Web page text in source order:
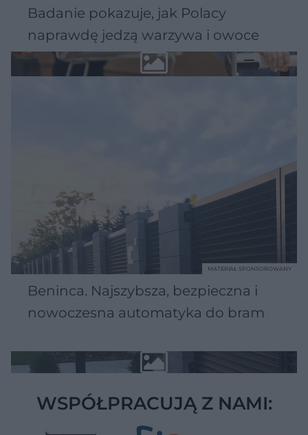
Badanie pokazuje, jak Polacy
naprawdę jedzą warzywa i owoce
Beninca. Najszybsza, bezpieczna i
nowoczesna automatyka do bram
MATERIAŁ SPONSOROWANY
WSPÓŁPRACUJĄ Z NAMI: